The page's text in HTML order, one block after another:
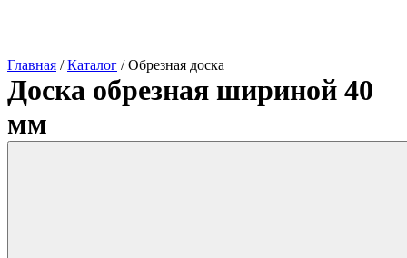
Главная /Каталог /Обрезная доска
Доска обрезная шириной 40
мм